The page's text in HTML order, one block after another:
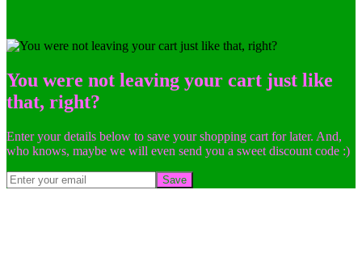
You were not leaving your cart just like
that, right?
Enter your details below to save your shopping cart for later. And,
who knows, maybe we will even send you a sweet discount code :)
Save